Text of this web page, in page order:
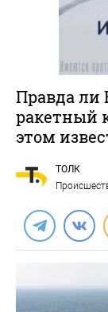
Правда ли
ракетный
этом
ТОЛК